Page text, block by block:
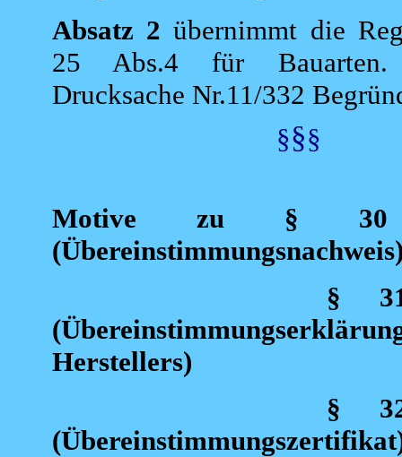
Absatz 2 übernimmt die
25 Abs.4 für
Drucksache Nr.11/332
§§§
Motive zu § 30
§
Herstellers)
§